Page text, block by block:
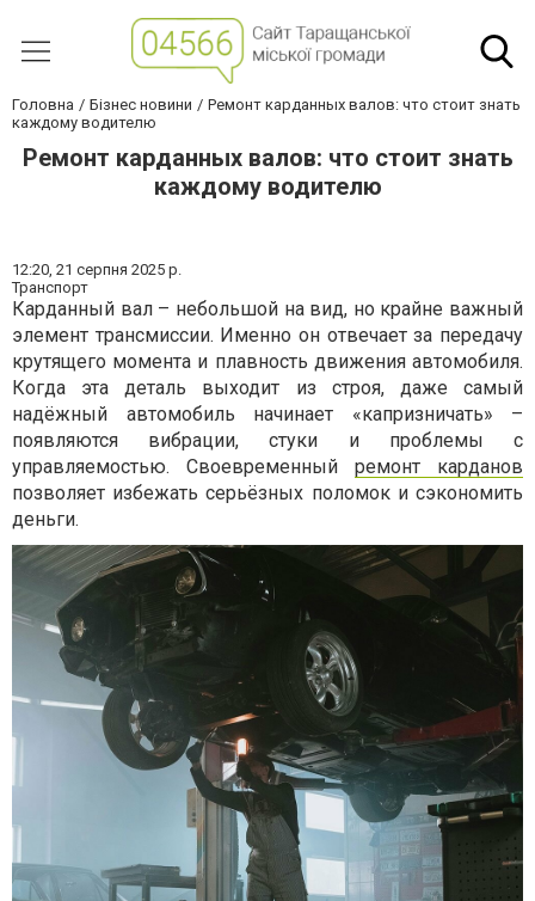
Головна Бізнес новини
Ремонт карданных валов: что стоит знать
каждому водителю
Ремонт карданных валов: что стоит знать
каждому водителю
12:20, 21 серпня 2025 р.
Транспорт
Карданный вал – небольшой на вид, но крайне важный
элемент трансмиссии. Именно он отвечает за передачу
крутящего момента и плавность движения автомобиля.
Когда эта деталь выходит из строя, даже самый
надёжный автомобиль начинает «капризничать» –
появляются вибрации, стуки и проблемы с
управляемостью. Своевременный ремонт карданов
позволяет избежать серьёзных поломок и сэкономить
деньги.